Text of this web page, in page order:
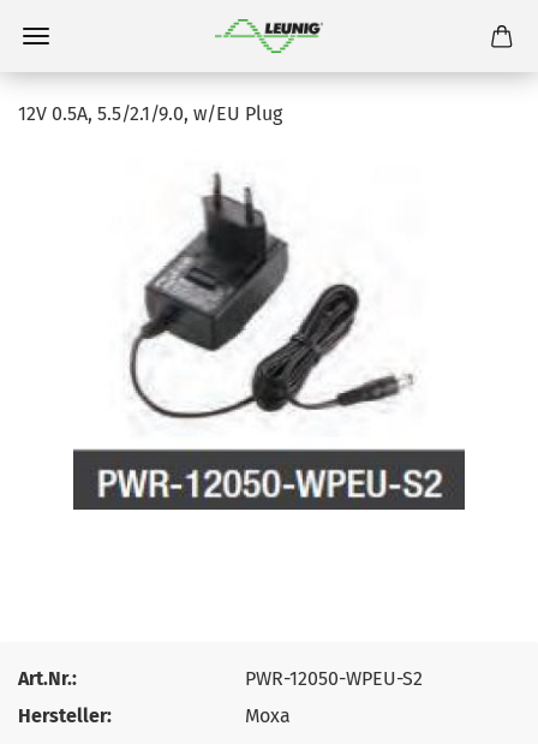
12V 0.5A, 5.5/2.1/9.0, w/EU Plug
Art.Nr.:
PWR-12050-WPEU-S2
Hersteller:
Moxa